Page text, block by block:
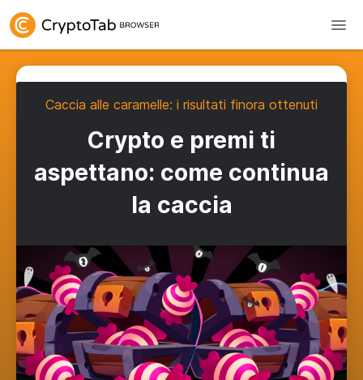
Caccia alle caramelle: i risultati finora ottenuti
Crypto e premi ti
aspettano: come continua
la caccia